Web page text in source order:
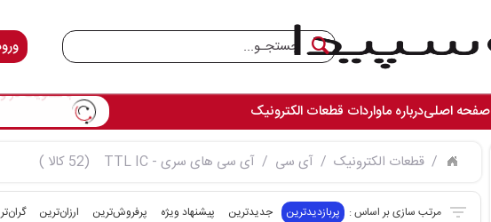
صفحه اصلیدرباره ماواردات قطعات الکترونیک
قطعات الکترونیک آی سی آی سی های سری - TTL IC (52 کالا )
پربازدیدترین جدیدترین پیشنهاد ویژه پرفروش‌ترین‌ ارزان‌ترین